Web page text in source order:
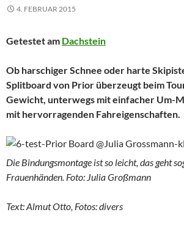
4. FEBRUAR 2015
Getestet am Dachstein
Ob harschiger Schnee oder harte
Splitboard von Prior überzeugt beim
Gewicht, unterwegs mit einfacher Um-
mit hervorragenden Fahreigenschaften.
Die Bindungsmontage ist so leicht, das geht
Frauenhänden. Foto: Julia Großmann
Text: Almut Otto, Fotos: divers